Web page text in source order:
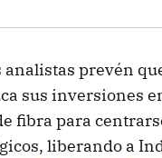
analistas prevén
sus inversiones
fibra para
liberando a